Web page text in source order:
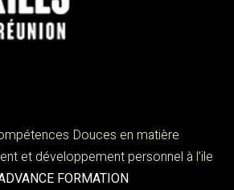
Douces en matière
et développement personnel à l’ile
FORMATION